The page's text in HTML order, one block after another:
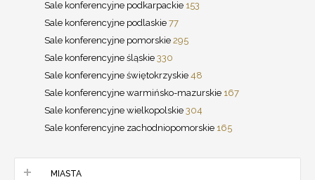
Sale konferencyjne podkarpackie 153
Sale konferencyjne podlaskie 77
Sale konferencyjne pomorskie 295
Sale konferencyjne śląskie 330
Sale konferencyjne świętokrzyskie 48
Sale konferencyjne warmińsko-mazurskie 167
Sale konferencyjne wielkopolskie 304
Sale konferencyjne zachodniopomorskie 165
MIASTA